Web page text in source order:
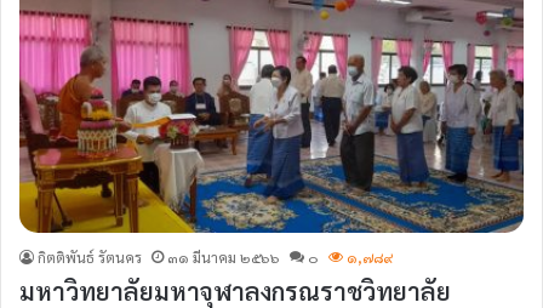
กิตติพันธ์ รัตนคร ๓๑ มีนาคม ๒๕๖๖ ๐ ๑,๗๘๙
มหาวิทยาลัยมหาจุฬาลงกรณราชวิทยาลัย